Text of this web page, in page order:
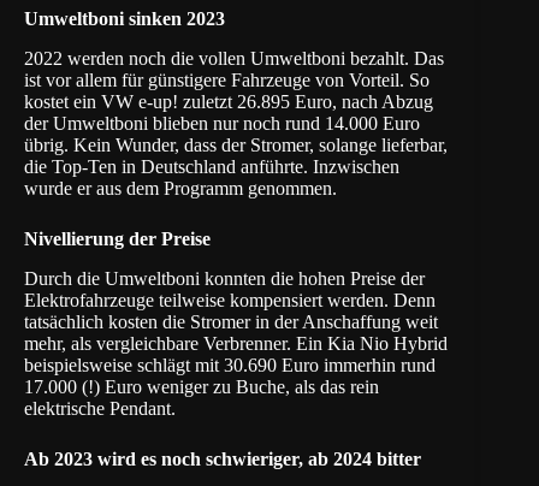
Umweltboni sinken 2023
2022 werden noch die vollen Umweltboni bezahlt. Das
ist vor allem für günstigere Fahrzeuge von Vorteil. So
kostet ein VW e-up! zuletzt 26.895 Euro, nach Abzug
der Umweltboni blieben nur noch rund 14.000 Euro
übrig. Kein Wunder, dass der Stromer, solange lieferbar,
die Top-Ten in Deutschland anführte. Inzwischen
wurde er aus dem Programm genommen.
Nivellierung der Preise
Durch die Umweltboni konnten die hohen Preise der
Elektrofahrzeuge teilweise kompensiert werden. Denn
tatsächlich kosten die Stromer in der Anschaffung weit
mehr, als vergleichbare Verbrenner. Ein Kia Nio Hybrid
beispielsweise schlägt mit 30.690 Euro immerhin rund
17.000 (!) Euro weniger zu Buche, als das rein
elektrische Pendant.
Ab 2023 wird es noch schwieriger, ab 2024 bitter